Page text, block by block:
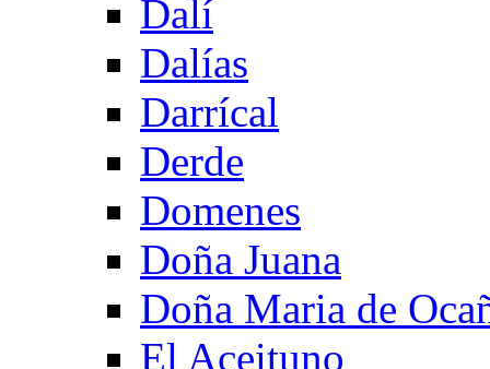
Dalí
Dalías
Darrícal
Derde
Domenes
Doña Juana
Doña Maria de
El Aceituno